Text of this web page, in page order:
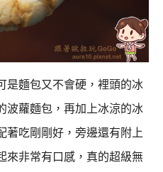
是麵包又不會硬，裡頭的冰
波蘿麵包，再加上冰涼的冰
著吃剛剛好， 旁邊還有附上
來非常有口感，真的超級無